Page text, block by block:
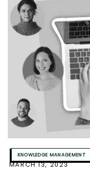
KNOWLEDGE MANAGEMENT
MARCH 13, 2023